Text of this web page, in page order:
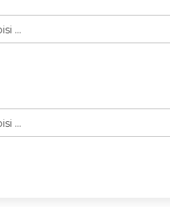
...
...